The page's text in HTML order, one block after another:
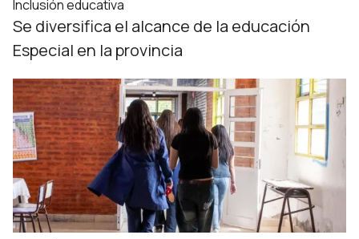
Inclusión educativa
Se diversifica el alcance de la educación
Especial en la provincia